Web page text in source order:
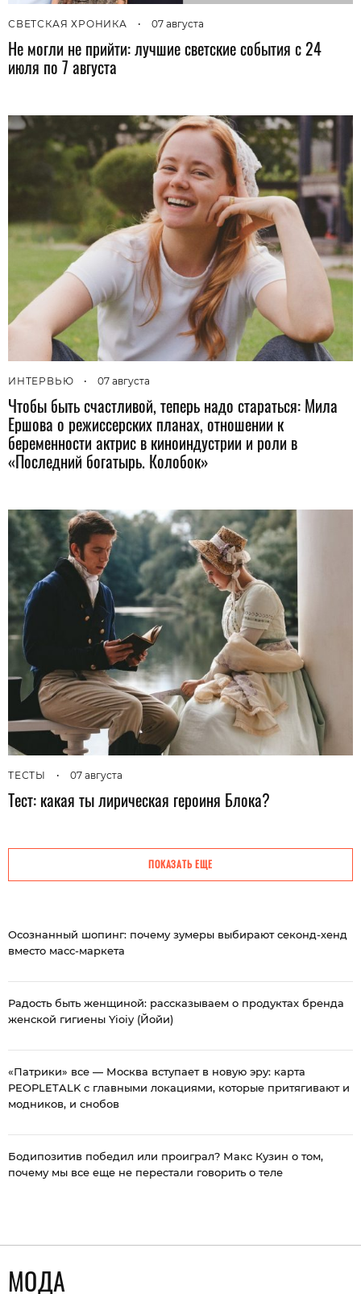
СВЕТСКАЯ ХРОНИКА • 07 августа
Не могли не прийти: лучшие светские события с 24
июля по 7 августа
ИНТЕРВЬЮ • 07 августа
Чтобы быть счастливой, теперь надо стараться: Мила
Ершова о режиссерских планах, отношении к
беременности актрис в киноиндустрии и роли в
«Последний богатырь. Колобок»
ТЕСТЫ • 07 августа
Тест: какая ты лирическая героиня Блока?
ПОКАЗАТЬ ЕЩЕ
Осознанный шопинг: почему зумеры выбирают секонд-хенд
вместо масс-маркета
Радость быть женщиной: рассказываем о продуктах бренда
женской гигиены Yioiy (Йойи)
«Патрики» все — Москва вступает в новую эру: карта
PEOPLETALK c главными локациями, которые притягивают и
модников, и снобов
Бодипозитив победил или проиграл? Макс Кузин о том,
почему мы все еще не перестали говорить о теле
МОДА